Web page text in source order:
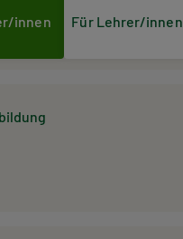
innen Für Lehrer/innen